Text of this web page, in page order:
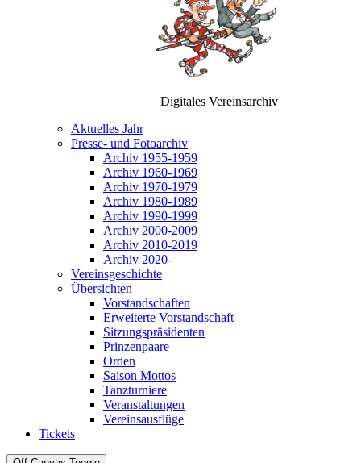
Digitales Vereinsarchiv
Aktuelles Jahr
Presse- und Fotoarchiv
Archiv 1955-1959
Archiv 1960-1969
Archiv 1970-1979
Archiv 1980-1989
Archiv 1990-1999
Archiv 2000-2009
Archiv 2010-2019
Archiv 2020-
Vereinsgeschichte
Übersichten
Vorstandschaften
Erweiterte Vorstandschaft
Sitzungspräsidenten
Prinzenpaare
Orden
Saison Mottos
Tanzturniere
Veranstaltungen
Vereinsausflüge
Tickets